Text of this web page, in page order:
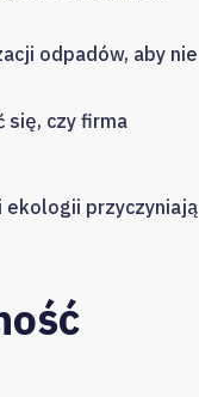
odpadów, aby nie
się, czy firma
ekologii przyczyniają